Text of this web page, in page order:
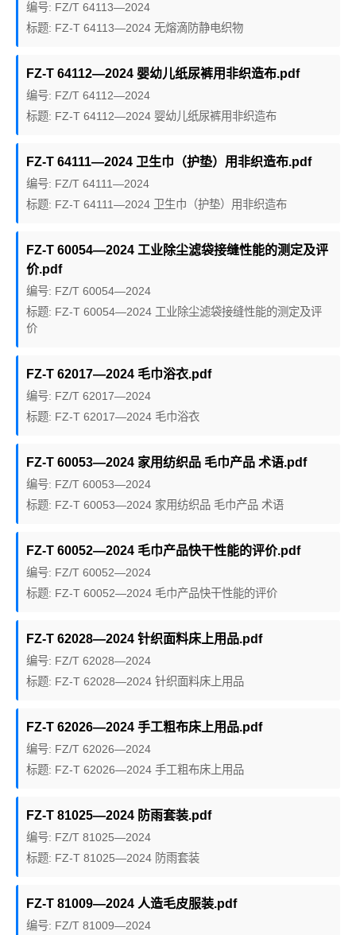
编号: FZ/T 64113—2024
标题: FZ-T 64113—2024 无熔滴防静电织物
FZ-T 64112—2024 婴幼儿纸尿裤用非织造布.pdf
编号: FZ/T 64112—2024
标题: FZ-T 64112—2024 婴幼儿纸尿裤用非织造布
FZ-T 64111—2024 卫生巾（护垫）用非织造布.pdf
编号: FZ/T 64111—2024
标题: FZ-T 64111—2024 卫生巾（护垫）用非织造布
FZ-T 60054—2024 工业除尘滤袋接缝性能的测定及评
价.pdf
编号: FZ/T 60054—2024
标题: FZ-T 60054—2024 工业除尘滤袋接缝性能的测定及评
价
FZ-T 62017—2024 毛巾浴衣.pdf
编号: FZ/T 62017—2024
标题: FZ-T 62017—2024 毛巾浴衣
FZ-T 60053—2024 家用纺织品 毛巾产品 术语.pdf
编号: FZ/T 60053—2024
标题: FZ-T 60053—2024 家用纺织品 毛巾产品 术语
FZ-T 60052—2024 毛巾产品快干性能的评价.pdf
编号: FZ/T 60052—2024
标题: FZ-T 60052—2024 毛巾产品快干性能的评价
FZ-T 62028—2024 针织面料床上用品.pdf
编号: FZ/T 62028—2024
标题: FZ-T 62028—2024 针织面料床上用品
FZ-T 62026—2024 手工粗布床上用品.pdf
编号: FZ/T 62026—2024
标题: FZ-T 62026—2024 手工粗布床上用品
FZ-T 81025—2024 防雨套装.pdf
编号: FZ/T 81025—2024
标题: FZ-T 81025—2024 防雨套装
FZ-T 81009—2024 人造毛皮服装.pdf
编号: FZ/T 81009—2024